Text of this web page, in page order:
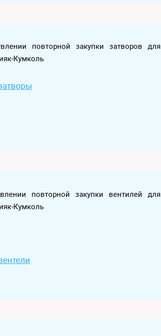
повторной закупки затворов для
Кумколь
повторной закупки вентилей для
Кумколь